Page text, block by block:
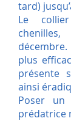
tard)
Le
plus
présente
ainsi
Poser un
prédatrice